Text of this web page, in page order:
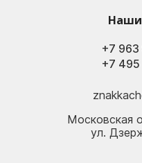
Наши
+7
+7
Московская
ул.